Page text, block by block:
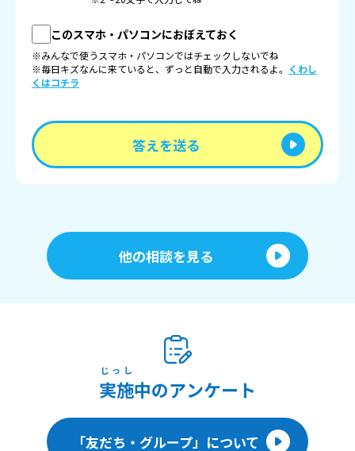
このスマホ・パソコンにおぼえておく
※みんなで使うスマホ・パソコンではチェックしないでね
※毎日キズなんに来ていると、ずっと自動で入力されるよ。 くわし
くはコチラ
答えを送る
他の相談を見る
実施
じっし
中のアンケート
「友だち・グループ」について